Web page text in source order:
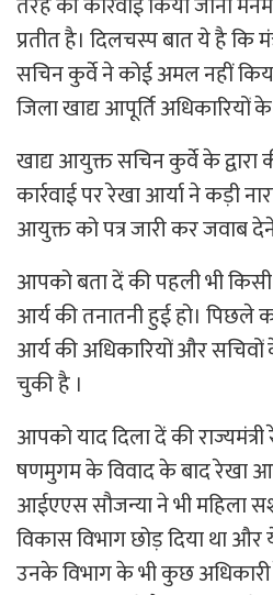
प्रतीत है। दिलचस्प बात ये है कि
सचिन कुर्वे ने कोई अमल नहीं
जिला खाद्य आपूर्ति अधिकारियों
खाद्य आयुक्त सचिन कुर्वे के द्वारा
कार्रवाई पर रेखा आर्या ने कड़ी
आयुक्त को पत्र जारी कर जवाब
आपको बता दें की पहली भी
आर्य की तनातनी हुई हो। पिछले
आर्य की अधिकारियों और
चुकी है ।
आपको याद दिला दें की
षणमुगम के विवाद के बाद रेखा
आईएएस सौजन्या ने भी महिला
विकास विभाग छोड़ दिया था
उनके विभाग के भी कुछ